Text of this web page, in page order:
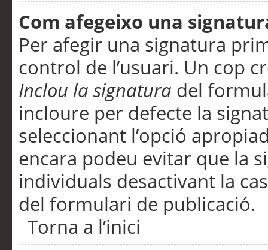
Com afegeixo una
Per afegir una signatura
control de l’usuari. Un cop
Inclou la signatura del
incloure per defecte la
seleccionant l’opció
encara podeu evitar que la
individuals desactivant la
del formulari de publicació.
Torna a l’inici